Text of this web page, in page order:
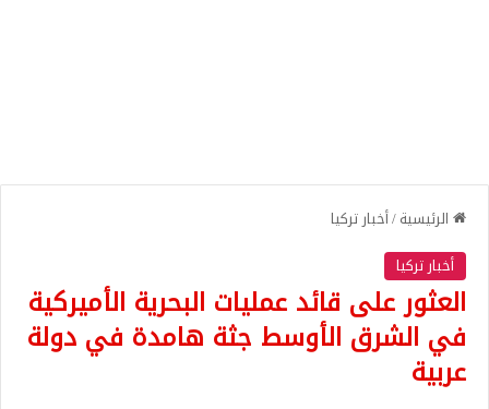
الرئيسية/أخبار تركيا
أخبار تركيا
العثور على قائد عمليات البحرية الأميركية
في الشرق الأوسط جثة هامدة في دولة
عربية